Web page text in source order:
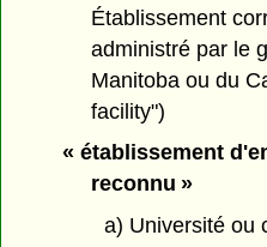
Établissement
administré par le
Manitoba ou du
facility")
« établissement
reconnu »
a) Université ou